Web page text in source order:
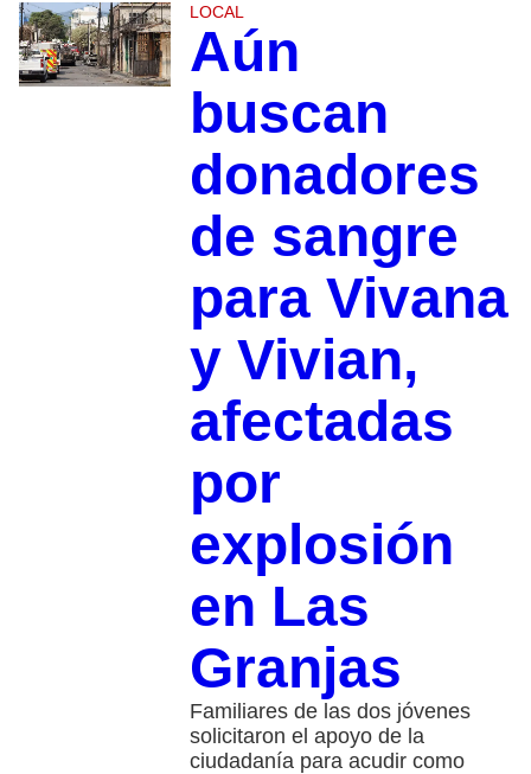
LOCAL
Aún
buscan
donadores
de sangre
para Vivana
y Vivian,
afectadas
por
explosión
en Las
Granjas
Familiares de las dos jóvenes
solicitaron el apoyo de la
ciudadanía para acudir como